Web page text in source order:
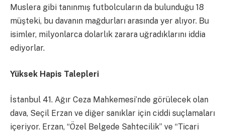
Muslera gibi tanınmış futbolcuların da bulunduğu 18
müşteki, bu davanın mağdurları arasında yer alıyor. Bu
isimler, milyonlarca dolarlık zarara uğradıklarını iddia
ediyorlar.
Yüksek Hapis Talepleri
İstanbul 41. Ağır Ceza Mahkemesi’nde görülecek olan
dava, Seçil Erzan ve diğer sanıklar için ciddi suçlamaları
içeriyor. Erzan, “Özel Belgede Sahtecilik” ve “Ticari